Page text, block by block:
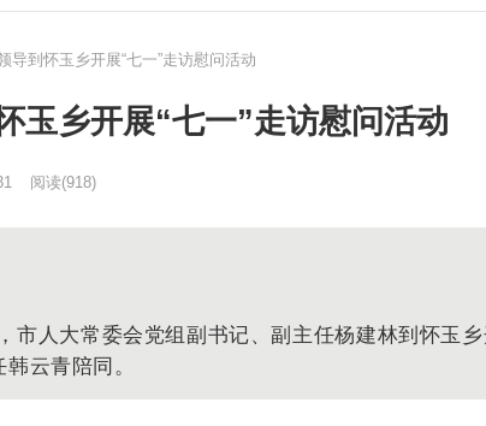
导到怀玉乡开展“七一”走访慰问活动
玉乡开展“七一”走访慰问活动
阅读(918)
市人大常委会党组副书记、副主任杨建林到怀玉乡
韩云青陪同。